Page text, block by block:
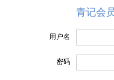
青记会
用户名
密码